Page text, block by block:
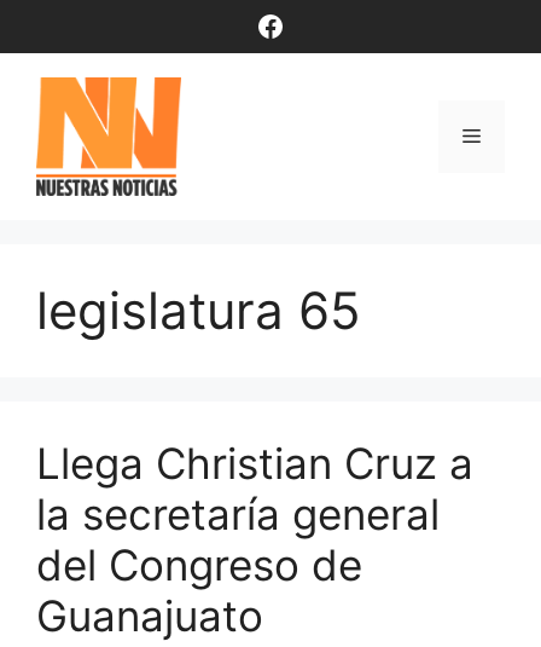
contenido
Facebook
Menú
legislatura 65
Llega Christian Cruz a
la secretaría general
del Congreso de
Guanajuato